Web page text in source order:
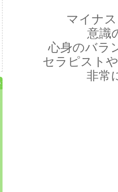
マイナ
意識
心身のバラ
セラピスト
非常